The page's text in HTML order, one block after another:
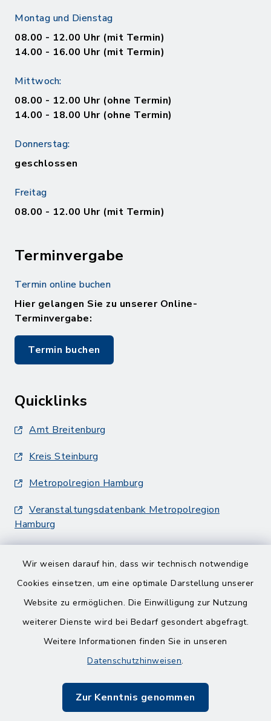
Wir weisen darauf hin, dass wir technisch notwendige
Cookies einsetzen, um eine optimale Darstellung unserer
Website zu ermöglichen. Die Einwilligung zur Nutzung
weiterer Dienste wird bei Bedarf gesondert abgefragt.
Weitere Informationen finden Sie in unseren
Datenschutzhinweisen.
Zur Kenntnis genommen
Montag und Dienstag
08.00 - 12.00 Uhr (mit Termin)
14.00 - 16.00 Uhr (mit Termin)
Mittwoch:
08.00 - 12.00 Uhr (ohne Termin)
14.00 - 18.00 Uhr (ohne Termin)
Donnerstag:
geschlossen
Freitag
08.00 - 12.00 Uhr (mit Termin)
Terminvergabe
Termin online buchen
Hier gelangen Sie zu unserer Online-
Terminvergabe:
Termin buchen
Quicklinks
Amt Breitenburg
Kreis Steinburg
Metropolregion Hamburg
Veranstaltungsdatenbank Metropolregion
Hamburg
Barrierefreiheit
Impressum